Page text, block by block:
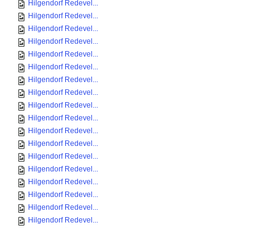
Hilgendorf Redevel...
Hilgendorf Redevel...
Hilgendorf Redevel...
Hilgendorf Redevel...
Hilgendorf Redevel...
Hilgendorf Redevel...
Hilgendorf Redevel...
Hilgendorf Redevel...
Hilgendorf Redevel...
Hilgendorf Redevel...
Hilgendorf Redevel...
Hilgendorf Redevel...
Hilgendorf Redevel...
Hilgendorf Redevel...
Hilgendorf Redevel...
Hilgendorf Redevel...
Hilgendorf Redevel...
Hilgendorf Redevel...